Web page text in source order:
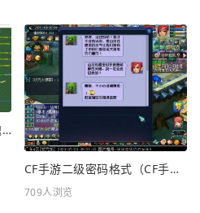
倩女幽魂手游抽冰（倩女幽魂手游抽冰攻略）
CF手游二级密码格式（CF手游二级密码格式是什么）
709人浏览